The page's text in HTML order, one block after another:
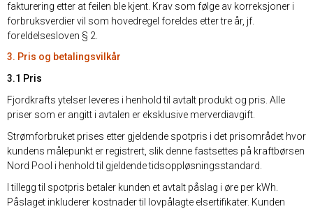
fakturering etter at feilen ble kjent. Krav som følge av korreksjoner i
forbruksverdier vil som hovedregel foreldes etter tre år, jf.
foreldelsesloven § 2.
3. Pris og betalingsvilkår
3.1 Pris
Fjordkrafts ytelser leveres i henhold til avtalt produkt og pris. Alle
priser som er angitt i avtalen er eksklusive merverdiavgift.
Strømforbruket prises etter gjeldende spotpris i det prisområdet hvor
kundens målepunkt er registrert, slik denne fastsettes på kraftbørsen
Nord Pool i henhold til gjeldende tidsoppløsningsstandard.
I tillegg til spotpris betaler kunden et avtalt påslag i øre per kWh.
Påslaget inkluderer kostnader til lovpålagte elsertifikater. Kunden